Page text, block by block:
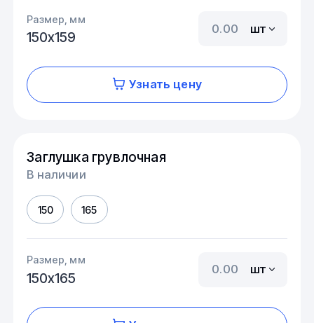
Размер, мм
150х159
шт
Узнать цену
Заглушка грувлочная
В наличии
150 165
Размер, мм
150х165
шт